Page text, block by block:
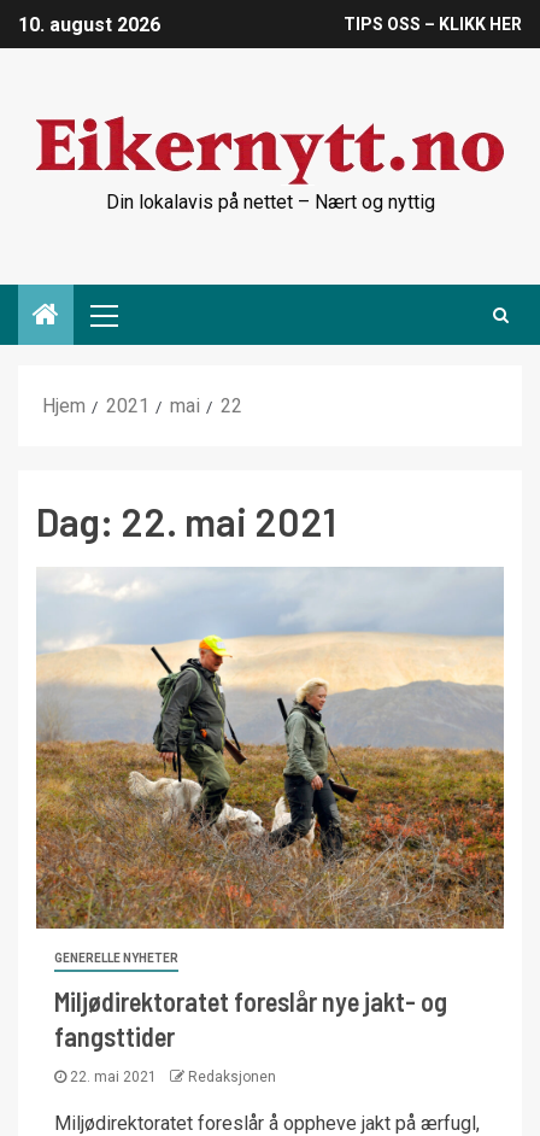
10. august 2026 TIPS OSS – KLIKK HER
Din lokalavis på nettet – Nært og nyttig
Hjem 2021 mai 22
Dag: 22. mai 2021
GENERELLE NYHETER
Miljødirektoratet foreslår nye jakt- og
fangsttider
22. mai 2021 Redaksjonen
Miljødirektoratet foreslår å oppheve jakt på ærfugl,